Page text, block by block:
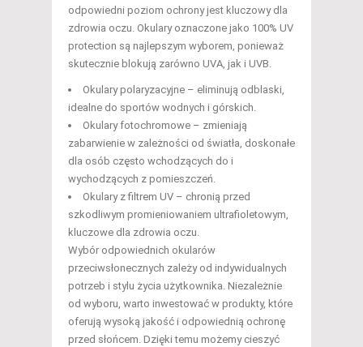
odpowiedni poziom ochrony jest kluczowy dla
zdrowia oczu. Okulary oznaczone jako 100% UV
protection są najlepszym wyborem, ponieważ
skutecznie blokują zarówno UVA, jak i UVB.
Okulary polaryzacyjne – eliminują odblaski,
idealne do sportów wodnych i górskich.
Okulary fotochromowe – zmieniają
zabarwienie w zależności od światła, doskonałe
dla osób często wchodzących do i
wychodzących z pomieszczeń.
Okulary z filtrem UV – chronią przed
szkodliwym promieniowaniem ultrafioletowym,
kluczowe dla zdrowia oczu.
Wybór odpowiednich okularów
przeciwsłonecznych zależy od indywidualnych
potrzeb i stylu życia użytkownika. Niezależnie
od wyboru, warto inwestować w produkty, które
oferują wysoką jakość i odpowiednią ochronę
przed słońcem. Dzięki temu możemy cieszyć